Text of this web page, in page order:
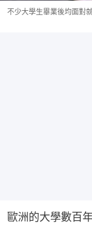
不少大學生畢業後均面對
歐洲的大學數百